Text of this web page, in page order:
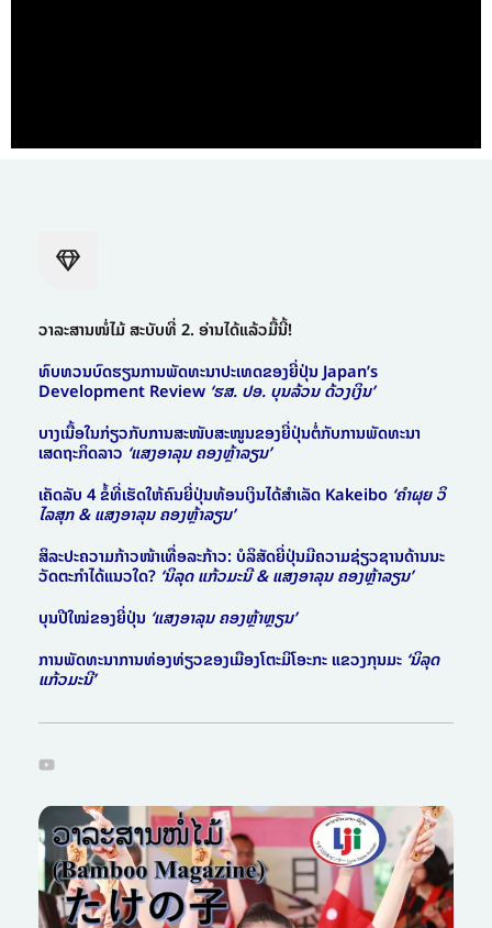
ວາລະສານໜໍ່ໄມ້ ສະບັບທີ່ 2. ອ່ານໄດ້ແລ້ວມື້ນີ້!
ທົບທວນບົດຮຽນການພັດທະນາປະເທດຂອງຍີ່ປຸ່ນ Japan’s
Development Review ‘ຮສ. ປອ. ບຸນລ້ວນ ດ້ວງເງິນ’
ບາງເນື້ອໃນກ່ຽວກັບການສະໜັບສະໜູນຂອງຍີ່ປຸ່ນຕໍ່ກັບການພັດທະນາ
ເສດຖະກິດລາວ ‘ແສງອາລຸນ ຄອງຫຼ້າລຽນ’
ເຄັດລັບ 4 ຂໍ້ທີ່ເຮັດໃຫ້ຄົນຍີ່ປຸ່ນທ້ອນເງິນໄດ້ສໍາເລັດ Kakeibo ‘ຄໍາຜຸຍ ວິ
ໄລສຸກ & ແສງອາລຸນ ຄອງຫຼ້າລຽນ’
ສິລະປະຄວາມກ້າວໜ້າເທື່ອລະກ້າວ: ບໍລິສັດຍີ່ປຸ່ນມີຄວາມຊ່ຽວຊານດ້ານນະ
ວັດຕະກໍາໄດ້ແນວໃດ? ‘ນິລຸດ ແກ້ວມະນີ & ແສງອາລຸນ ຄອງຫຼ້າລຽນ’
ບຸນປີໃໝ່ຂອງຍີ່ປຸ່ນ ‘ແສງອາລຸນ ຄອງຫຼ້າຫຼຽນ’
ການພັດທະນາການທ່ອງທ່ຽວຂອງເມືອງໂຕະມິໂອະກະ ແຂວງກຸນມະ ‘ນິລຸດ
ແກ້ວມະນີ’